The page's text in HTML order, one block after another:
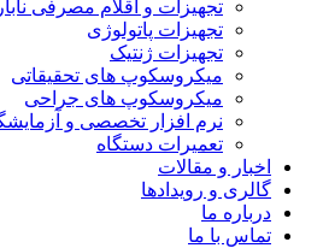
تجهیزات و اقلام مصرفی
تجهیزات پاتولوژی
تجهیزات ژنتیک
میکروسکوپ های تحقیقاتی
میکروسکوپ های جراحی
نرم افزار تخصصی و
تعمیرات دستگاه
اخبار و مقالات
گالری و رویدادها
درباره ما
تماس با ما